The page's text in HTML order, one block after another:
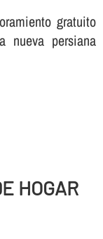
gratuito
nueva persiana
HOGAR